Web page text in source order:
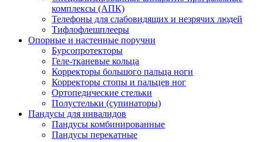
комплексы (АПК)
Телефоны для слабовидящих и незрячих людей
Тифлофлешплееры
Опорные и настенные поручни
Бурсопротекторы
Геле-тканевые кольца
Корректоры большого пальца ноги
Корректоры стопы и пальцев ног
Ортопедические стельки
Полустельки (супинаторы)
Пандусы для инвалидов
Пандусы комбинированные
Пандусы перекатные